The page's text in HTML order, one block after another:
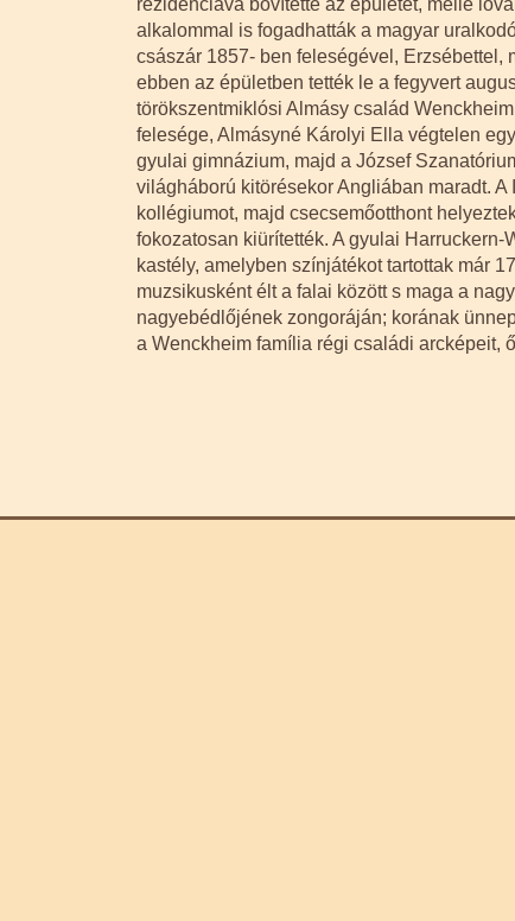
rezidenciává bővítette az épületet, mellé
alkalommal is fogadhatták a magyar
császár 1857- ben feleségével,
ebben az épületben tették le a fegyvert
törökszentmiklósi Almásy család
felesége, Almásyné Károlyi Ella végtelen
gyulai gimnázium, majd a József
világháború kitörésekor Angliában maradt.
kollégiumot, majd csecsemőotthont
fokozatosan kiürítették. A gyulai
kastély, amelyben színjátékot tartottak már
muzsikusként élt a falai között s maga a
nagyebédlőjének zongoráján; korának
a Wenckheim família régi családi arcképeit,